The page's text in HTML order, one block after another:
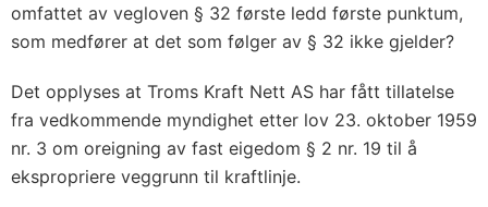
omfattet av vegloven § 32 første ledd første punktum,
som medfører at det som følger av § 32 ikke gjelder?
Det opplyses at Troms Kraft Nett AS har fått tillatelse
fra vedkommende myndighet etter lov 23. oktober 1959
nr. 3 om oreigning av fast eigedom § 2 nr. 19 til å
ekspropriere veggrunn til kraftlinje.